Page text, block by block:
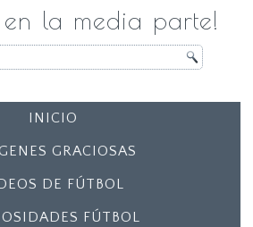
en la media parte!
INICIO
GRACIOSAS
DE FÚTBOL
FÚTBOL